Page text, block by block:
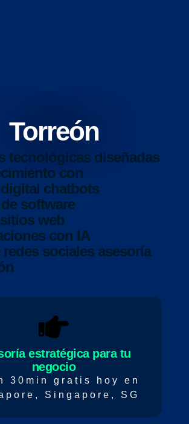
Torreón
tecnológicas diseñadas
con
chatbots
software
web
con IA
sociales asesoría
estratégica para tu
negocio
30min gratis hoy en
Singapore, SG